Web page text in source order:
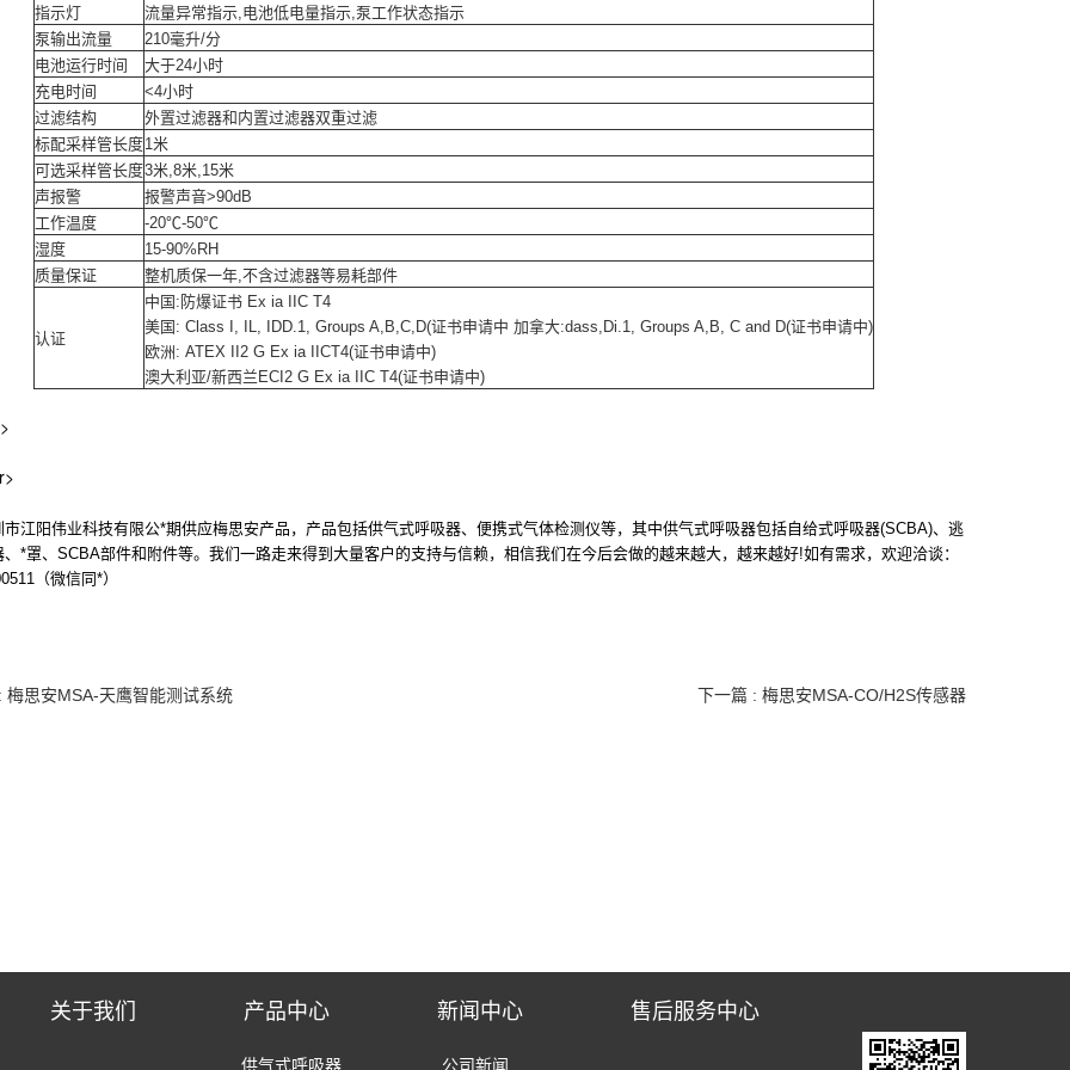
指示灯
流量异常指示,电池低电量指示,泵工作状态指示
泵输出流量
210毫升/分
电池运行时间
大于24小时
充电时间
<4小时
过滤结构
外置过滤器和内置过滤器双重过滤
标配采样管长度1米
可选采样管长度3米,8米,15米
声报警
报警声音>90dB
工作温度
-20℃-50℃
湿度
15-90%RH
质量保证
整机质保一年,不含过滤器等易耗部件
认证
中国:防爆证书 Ex ia IIC T4
美国: Class I, IL, IDD.1, Groups A,B,C,D(证书申请中 加拿大:dass,Di.1, Groups A,B, C and D(证书申请中)
欧洲: ATEX II2 G Ex ia IICT4(证书申请中)
澳大利亚/新西兰ECI2 G Ex ia IIC T4(证书申请中)
阳伟业科技有限公*期供应梅思安产品，产品包括供气式呼吸器、便携式气体检测仪等，其中供气式呼吸器包括自给式呼吸器(SCBA)、逃
、*罩、SCBA部件和附件等。我们一路走来得到大量客户的支持与信赖，相信我们在今后会做的越来越大，越来越好!如有需求，欢迎洽谈：
（微信同*）
: 梅思安MSA-天鹰智能测试系统 下一篇 : 梅思安MSA-CO/H2S传感器
关于我们 产品中心 新闻中心 售后服务中心
供气式呼吸器 公司新闻